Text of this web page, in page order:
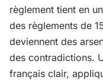
règlement tient en
des règlements de
deviennent des
des contradictions.
français clair,